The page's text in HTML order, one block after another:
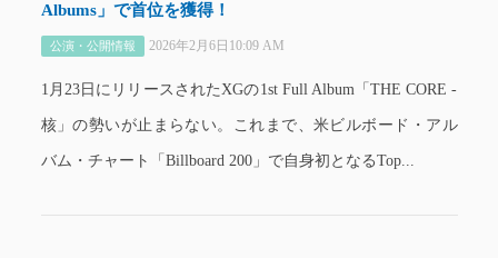
Albums」で首位を獲得！
公演・公開情報 2026年2月6日10:09 AM
1月23日にリリースされたXGの1st Full Album「THE CORE -
核」の勢いが止まらない。これまで、米ビルボード・アル
バム・チャート「Billboard 200」で自身初となるTop...